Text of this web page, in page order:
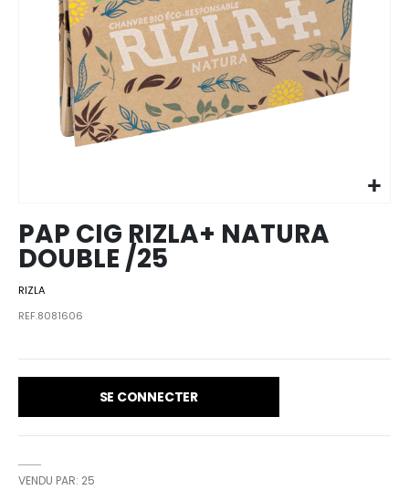
images
gallery
PAP CIG RIZLA+ NATURA
DOUBLE /25
RIZLA
REF.8081606
SE CONNECTER
VENDU PAR: 25